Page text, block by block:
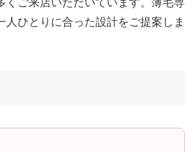
人ひとりに合った設計をご提案しま